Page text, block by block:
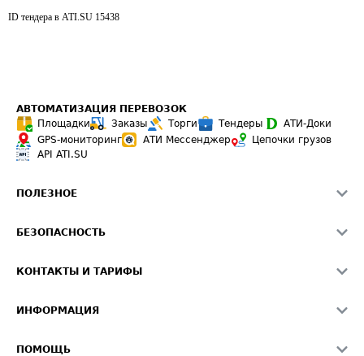
ID тендера в ATI.SU 15438
АВТОМАТИЗАЦИЯ ПЕРЕВОЗОК
Площадки
Заказы Торги Тендеры
АТИ-Доки
GPS-мониторинг
АТИ Мессенджер
Цепочки грузов
API ATI.SU
ПОЛЕЗНОЕ
Звезды ATI.SU на вашем сайте
Средние ставки
БЕЗОПАСНОСТЬ
Светофор+
О формировании Паспорта
КОНТАКТЫ И ТАРИФЫ
Реклама на сайте
ИНФОРМАЦИЯ
ПОМОЩЬ